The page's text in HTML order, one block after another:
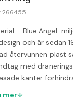
266455
– Blue Angel-
och är sedan
återvunnen plast
med
kanter
mer